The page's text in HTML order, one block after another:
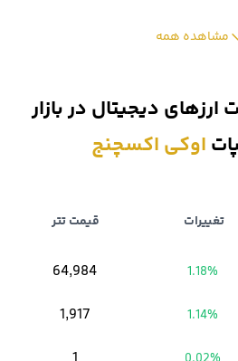
عنوانصرافی تبدیل ارز دیجیتال به تومان
رمزارز اوکی اکسچنج
هزینه ندارد و تمام
مشاهده همه
دیجیتال در بازار
اوکی اکسچنج
تغییرات قیمت تتر
1.18%
64,984
1.14%
1,917